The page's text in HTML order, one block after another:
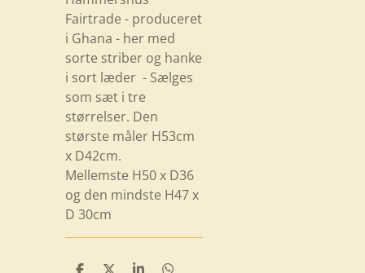
Fairtrade - produceret
i Ghana - her med
sorte striber og hanke
i sort læder - Sælges
som sæt i tre
størrelser. Den
største måler H53cm
x D42cm.
Mellemste H50 x D36
og den mindste H47 x
D 30cm